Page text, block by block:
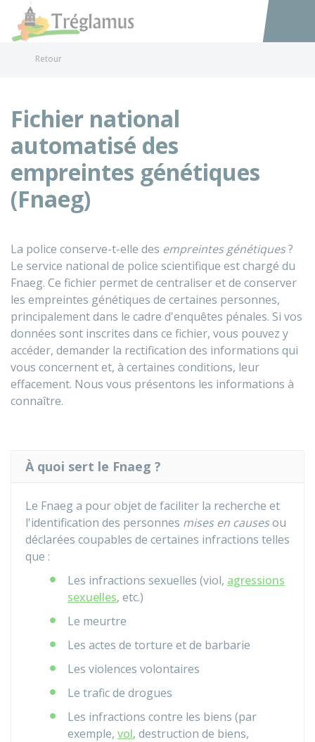
Accéder
Retour
Fichier national
automatisé des
empreintes génétiques
(Fnaeg)
La police conserve-t-elle des empreintes génétiques?
Le service national de police scientifique est chargé du
Fnaeg. Ce fichier permet de centraliser et de conserver
les empreintes génétiques de certaines personnes,
principalement dans le cadre d'enquêtes pénales. Si vos
données sont inscrites dans ce fichier, vous pouvez y
accéder, demander la rectification des informations qui
vous concernent et, à certaines conditions, leur
effacement. Nous vous présentons les informations à
connaître.
À quoi sert le Fnaeg ?
Le Fnaeg a pour objet de faciliter la recherche et
l'identification des personnes mises en causesou
déclarées coupables de certaines infractions telles
que :
Les infractions sexuelles (viol, agressions
sexuelles, etc.)
Le meurtre
Les actes de torture et de barbarie
Les violences volontaires
Le trafic de drogues
Les infractions contre les biens (par
exemple, vol, destruction de biens,